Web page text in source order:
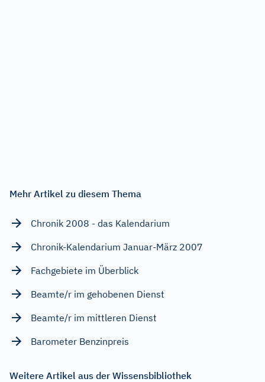
Mehr Artikel zu diesem Thema
Chronik 2008 - das Kalendarium
Chronik-Kalendarium Januar-März 2007
Fachgebiete im Überblick
Beamte/r im gehobenen Dienst
Beamte/r im mittleren Dienst
Barometer Benzinpreis
Weitere Artikel aus der Wissensbibliothek